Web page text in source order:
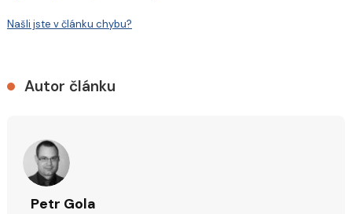
Našli jste v článku chybu?
Autor článku
Petr Gola